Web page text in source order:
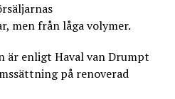
men från låga volymer.
är enligt Haval van Drumpt
på renoverad